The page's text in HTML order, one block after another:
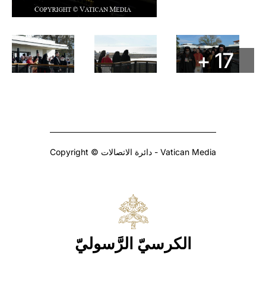
+ 17
Copyright © دائرة الاتصالات - Vatican Media
الكرسيّ الرَّسوليّ